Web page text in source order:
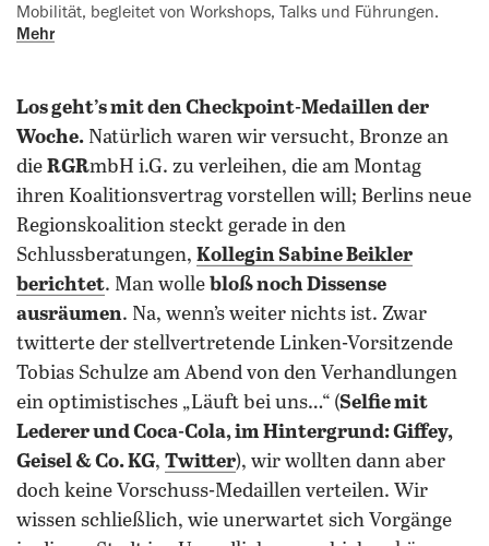
Mobilität, begleitet von Workshops, Talks und Führungen.
Mehr
Los geht’s mit den Checkpoint-Medaillen der
Woche. Natürlich waren wir versucht, Bronze an
die RGRmbH i.G. zu verleihen, die am Montag
ihren Koalitionsvertrag vorstellen will; Berlins neue
Regionskoalition steckt gerade in den
Schlussberatungen, Kollegin Sabine Beikler
berichtet. Man wolle bloß noch Dissense
ausräumen. Na, wenn’s weiter nichts ist. Zwar
twitterte der stellvertretende Linken-Vorsitzende
Tobias Schulze am Abend von den Verhandlungen
ein optimistisches „Läuft bei uns…“ (Selfie mit
Lederer und Coca-Cola, im Hintergrund: Giffey,
Geisel & Co. KG, Twitter), wir wollten dann aber
doch keine Vorschuss-Medaillen verteilen. Wir
wissen schließlich, wie unerwartet sich Vorgänge